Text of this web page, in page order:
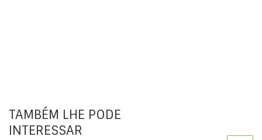
TAMBÉM LHE PODE
INTERESSAR